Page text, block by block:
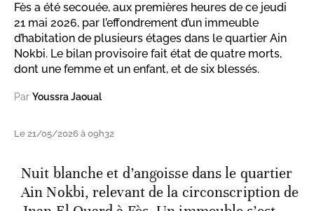
​Fès a été secouée, aux premières heures de ce jeudi
21 mai 2026, par l’effondrement d’un immeuble
d’habitation de plusieurs étages dans le quartier Ain
Nokbi. Le bilan provisoire fait état de quatre morts,
dont une femme et un enfant, et de six blessés.
Par Youssra Jaoual
Le 21/05/2026 à 09h32
Nuit blanche et d’angoisse dans le quartier
Ain Nokbi, relevant de la circonscription de